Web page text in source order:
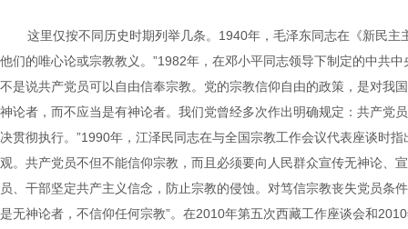
这里仅按不同历史时期列举几条。1940年，毛泽东同志在《新民
他们的唯心论或宗教教义。”1982年，在邓小平同志领导下制定的中共
不是说共产党员可以自由信奉宗教。党的宗教信仰自由的政策，是对我
神论者，而不应当是有神论者。我们党曾经多次作出明确规定：共产党
决贯彻执行。”1990年，江泽民同志在与全国宗教工作会议代表座谈时
观。共产党员不但不能信仰宗教，而且必须要向人民群众宣传无神论、
员、干部坚定共产主义信念，防止宗教的侵蚀。对笃信宗教丧失党员条
是无神论者，不信仰任何宗教”。在2010年第五次西藏工作座谈会和